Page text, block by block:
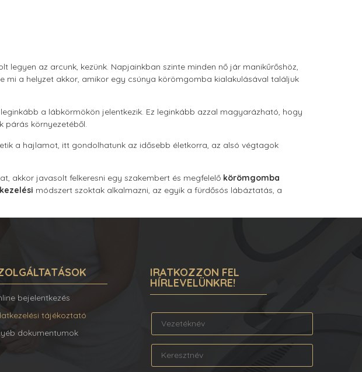
legyen az arcunk, kezünk. Napjainkban szinte minden nő jár manikűrőshöz,
mi a helyzet akkor, amikor egy csúnya körömgomba kialakulásával találjuk
leginkább a lábkörmökön jelentkezik. Ez leginkább azzal magyarázható, hogy
párás környezetéből.
a hajlamot, itt gondolhatunk az idősebb életkorra, az alsó végtagok
akkor javasolt felkeresni egy szakembert és megfelelő körömgomba
módszert szoktak alkalmazni, az egyik a fürdősós lábáztatás, a
bejelentkezés
tájékoztató
dokumentumok
IRATKOZZON FEL
HÍRLEVELÜNKRE!